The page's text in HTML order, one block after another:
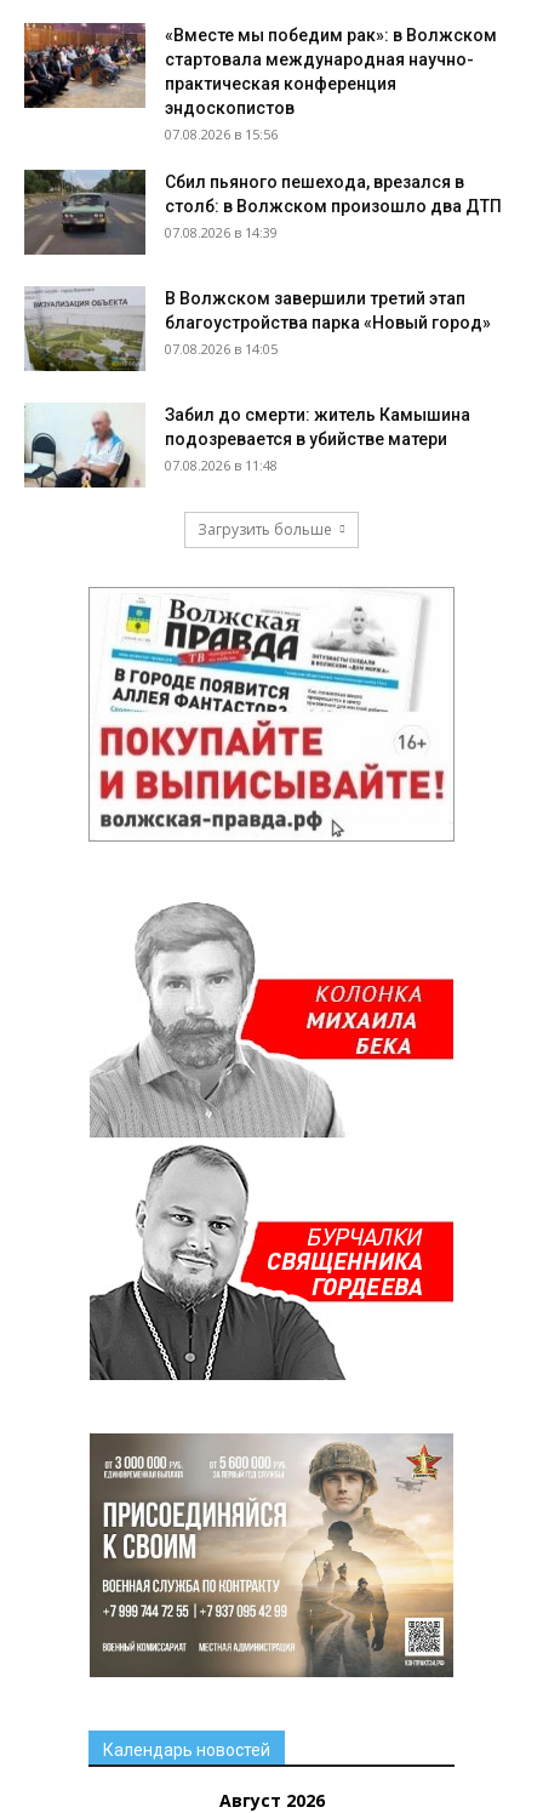
«Вместе мы победим рак»: в Волжском
стартовала международная научно-
практическая конференция
эндоскопистов
07.08.2026 в 15:56
Сбил пьяного пешехода, врезался в
столб: в Волжском произошло два ДТП
07.08.2026 в 14:39
В Волжском завершили третий этап
благоустройства парка «Новый город»
07.08.2026 в 14:05
Забил до смерти: житель Камышина
подозревается в убийстве матери
07.08.2026 в 11:48
Загрузить больше
Календарь новостей
Август 2026